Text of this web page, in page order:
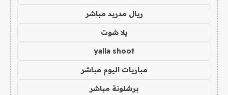
ريال مدريد مباشر
يلا شوت
yalla shoot
مباريات اليوم مباشر
برشلونة مباشر